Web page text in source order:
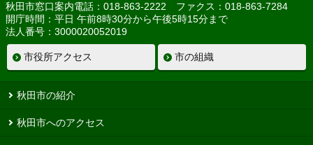
秋田市窓口案内電話：018-863-2222 ファクス：018-863-7284
開庁時間：平日 午前8時30分から午後5時15分まで
法人番号：3000020052019
市役所アクセス 市の組織
秋田市の紹介
秋田市へのアクセス